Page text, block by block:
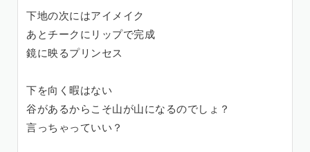
下地の次にはアイメイク
あとチークにリップで完成
鏡に映るプリンセス
下を向く暇はない
谷があるからこそ山が山になるのでしょ？
言っちゃっていい？